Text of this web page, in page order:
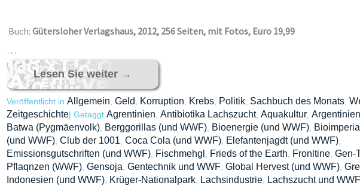
Buch: Gütersloher Verlagshaus, 2012, 256 Seiten, mit Fotos, Euro 19,99
…
Lesen Sie weiter →
Veröffentlicht in Allgemein Geld Korruption Krebs, Politik, Sachbuch des Monats,
Zeitgeschichte| Getaggt Agrentinien Antibiotika Lachszucht, Aquakultur,
Batwa (Pygmäenvolk), Berggorillas (und WWF), Bioenergie (und WWF),
(und WWF), Club der 1001 Coca Cola (und WWF), Elefantenjagdt (und WWF),
Emissionsgutschriften (und WWF), Fischmehgl Frieds of the Earth Fronltine, Gen-
Pflaqnzen (WWF), Gensoja Gentechnik und WWF Global Hervest (und WWF),
Indonesien (und WWF), Krüger-Nationalpark, Lachsindustrie, Lachszucht und WWF